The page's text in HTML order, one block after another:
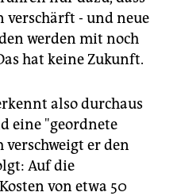
verschärft - und neue
werden mit noch
hat keine Zukunft.
also durchaus
eine "geordnete
er den
Auf die
von etwa 50